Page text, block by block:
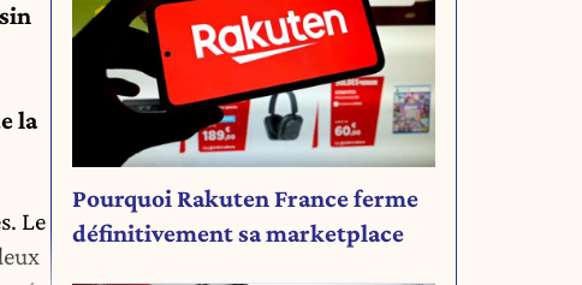
la
Le
Pourquoi Rakuten France ferme
définitivement sa marketplace